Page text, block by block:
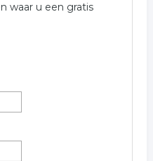
van alle openbare
in de omgeving
vrijblijvende aanvraag.
openbare
voorzieningen in
waar u een gratis